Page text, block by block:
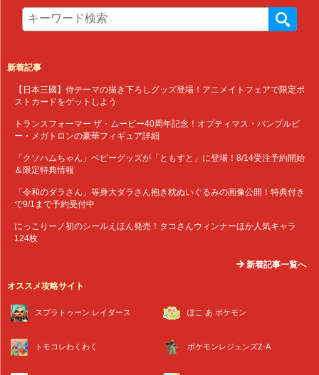
新着記事
【日本三國】侍テーマの描き下ろしグッズ登場！アニメイトフェアで限定ポ
ストカードをゲットしよう
トランスフォーマー ザ・ムービー40周年記念！オプティマス・バンブルビ
ー・メガトロンの豪華フィギュア詳細
「クソハムちゃん」ベビーグッズが「ともすと」に登場！8/14受注予約開始
＆限定特典情報
「令和のダラさん」等身大ダラさん抱き枕ぬいぐるみの画像公開！特典付き
で9/1まで予約受付中
にっこりーノ初のシールえほん発売！タコさんウィンナーほか人気キャラ
124枚
新着記事一覧へ
オススメ攻略サイト
スプラトゥーン レイダース ぽこ あ ポケモン
トモコレわくわく ポケモンレジェンズZ-A